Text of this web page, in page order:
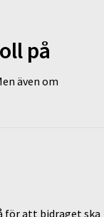
på
även om
för att bidraget ska